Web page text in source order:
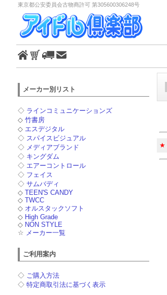
東京都公安委員会古物商許可 第305600306248号
メーカー別リスト
◇ ラインコミュニケーションズ
◇ 竹書房
◇ エスデジタル
◇ スパイスビジュアル
◇ メディアブランド
◇ キングダム
◇ エアーコントロール
◇ フェイス
◇ サムバディ
◇ TEEN'S CANDY
◇ TWCC
◇ オルスタックソフト
◇ High Grade
◇ NON STYLE
☆ メーカー一覧
ご利用案内
◇ ご購入方法
◇ 特定商取引法に基づく表示
★